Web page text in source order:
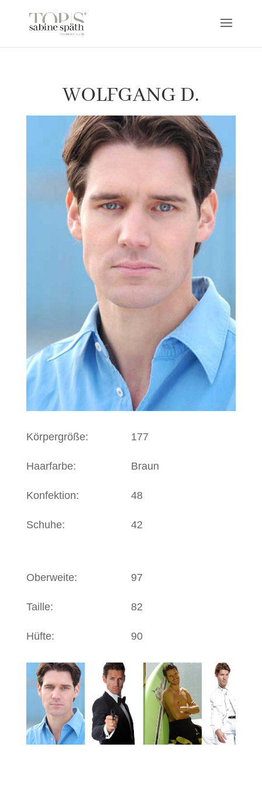
WOLFGANG D.
Körpergröße: 177
Haarfarbe: Braun
Konfektion: 48
Schuhe: 42
Oberweite: 97
Taille: 82
Hüfte: 90